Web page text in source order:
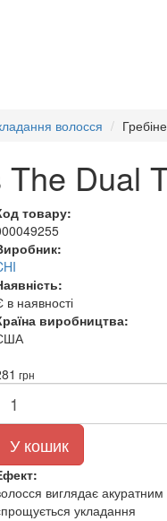
волосся
The
товару:
в наявності
виробництва:
грн
У кошик
виглядає
укладання